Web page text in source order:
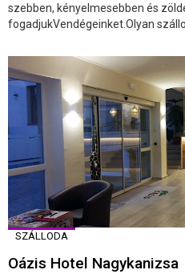
szebben, kényelmesebben és
fogadjukVendégeinket.Olyan
SZÁLLODA
Oázis Hotel Nagykanizsa